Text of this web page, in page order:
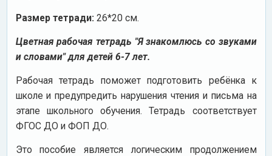
Размер тетради: 26*20 см.
Цветная рабочая тетрадь "Я знакомлюсь со звуками
и словами" для детей 6-7 лет.
Рабочая тетрадь поможет подготовить ребёнка к
школе и предупредить нарушения чтения и письма на
этапе школьного обучения. Тетрадь соответствует
ФГОС ДО и ФОП ДО.
Это пособие является логическим продолжением